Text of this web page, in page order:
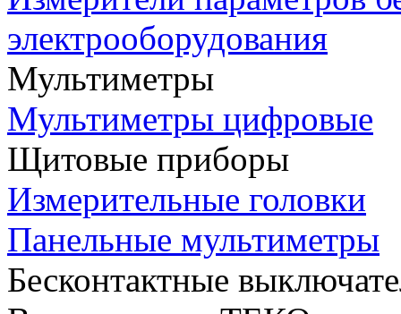
электрооборудования
Мультиметры
Мультиметры цифровые
Щитовые приборы
Измерительные головки
Панельные мультиметры
Бесконтактные